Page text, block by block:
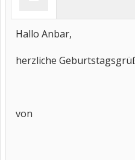
Hallo Anbar,
herzliche
von